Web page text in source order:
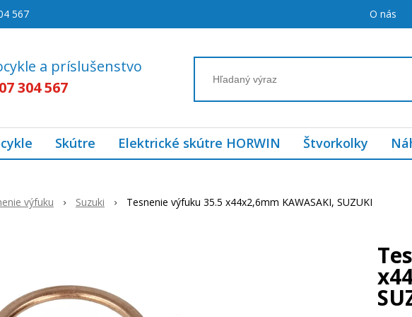
a príslušenstvo
304 567
567 O nás
Skútre Elektrické skútre HORWIN Štvorkolky
výfuku Suzuki Tesnenie výfuku 35.5 x44x2,6mm KAWASAKI, SUZUKI